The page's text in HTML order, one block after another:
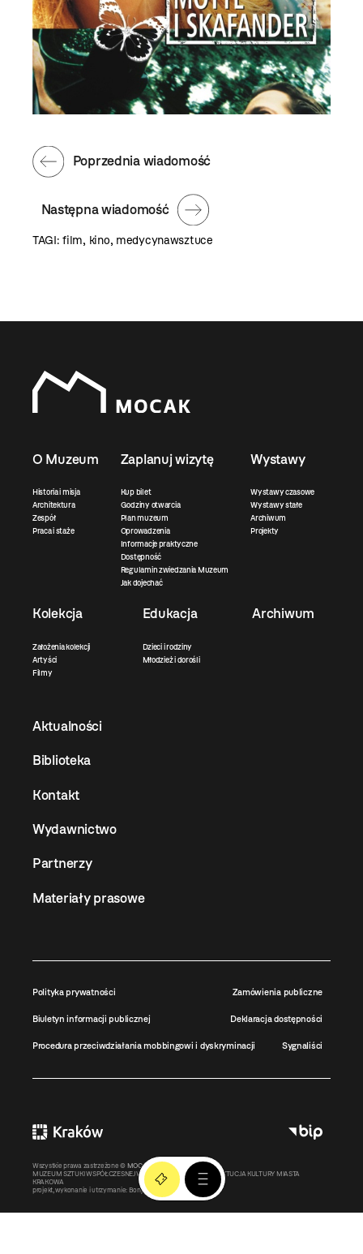
Następna wiadomość
Poprzednia wiadomość
TAGI:film, kino, medycynawsztuce
O Muzeum
Historia i misja
Architektura
Zespół
Praca i staże
Zaplanuj wizytę
Kup bilet
Godziny otwarcia
Plan muzeum
Oprowadzenia
Informacje praktyczne
Dostępność
Regulamin zwiedzania Muzeum
Jak dojechać
Wystawy
Wystawy czasowe
Wystawy stałe
Archiwum
Projekty
Kolekcja
Założenia kolekcji
Artyści
Filmy
Edukacja
Dzieci i rodziny
Młodzież i dorośli
Archiwum
Aktualności
Biblioteka
Kontakt
Wydawnictwo
Partnerzy
Materiały prasowe
Polityka prywatności Zamówienia publiczne
Biuletyn informacji publicznej Deklaracja dostępności
Procedura przeciwdziałania mobbingowi i dyskryminacji Sygnaliści
Wszystkie prawa zastrzeżone © MOCAK2011-2026
MUZEUM SZTUKI WSPÓŁCZESNEJ W KRAKOWIE MOCAK – INSTYTUCJA KULTURY MIASTA
KRAKOWA
projekt, wykonanie i utrzymanie: Bonjour.pl